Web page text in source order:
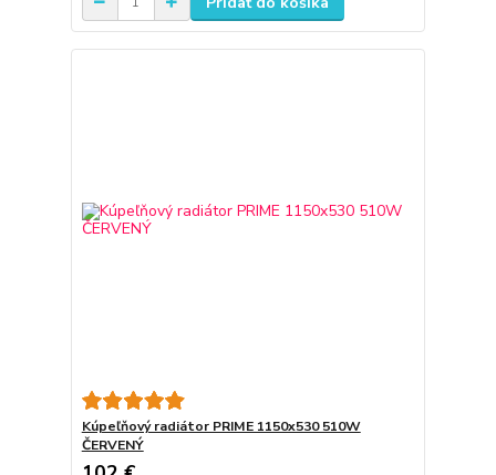
Kúpeľňový radiátor PRIME 1150x530 510W
ČERVENÝ